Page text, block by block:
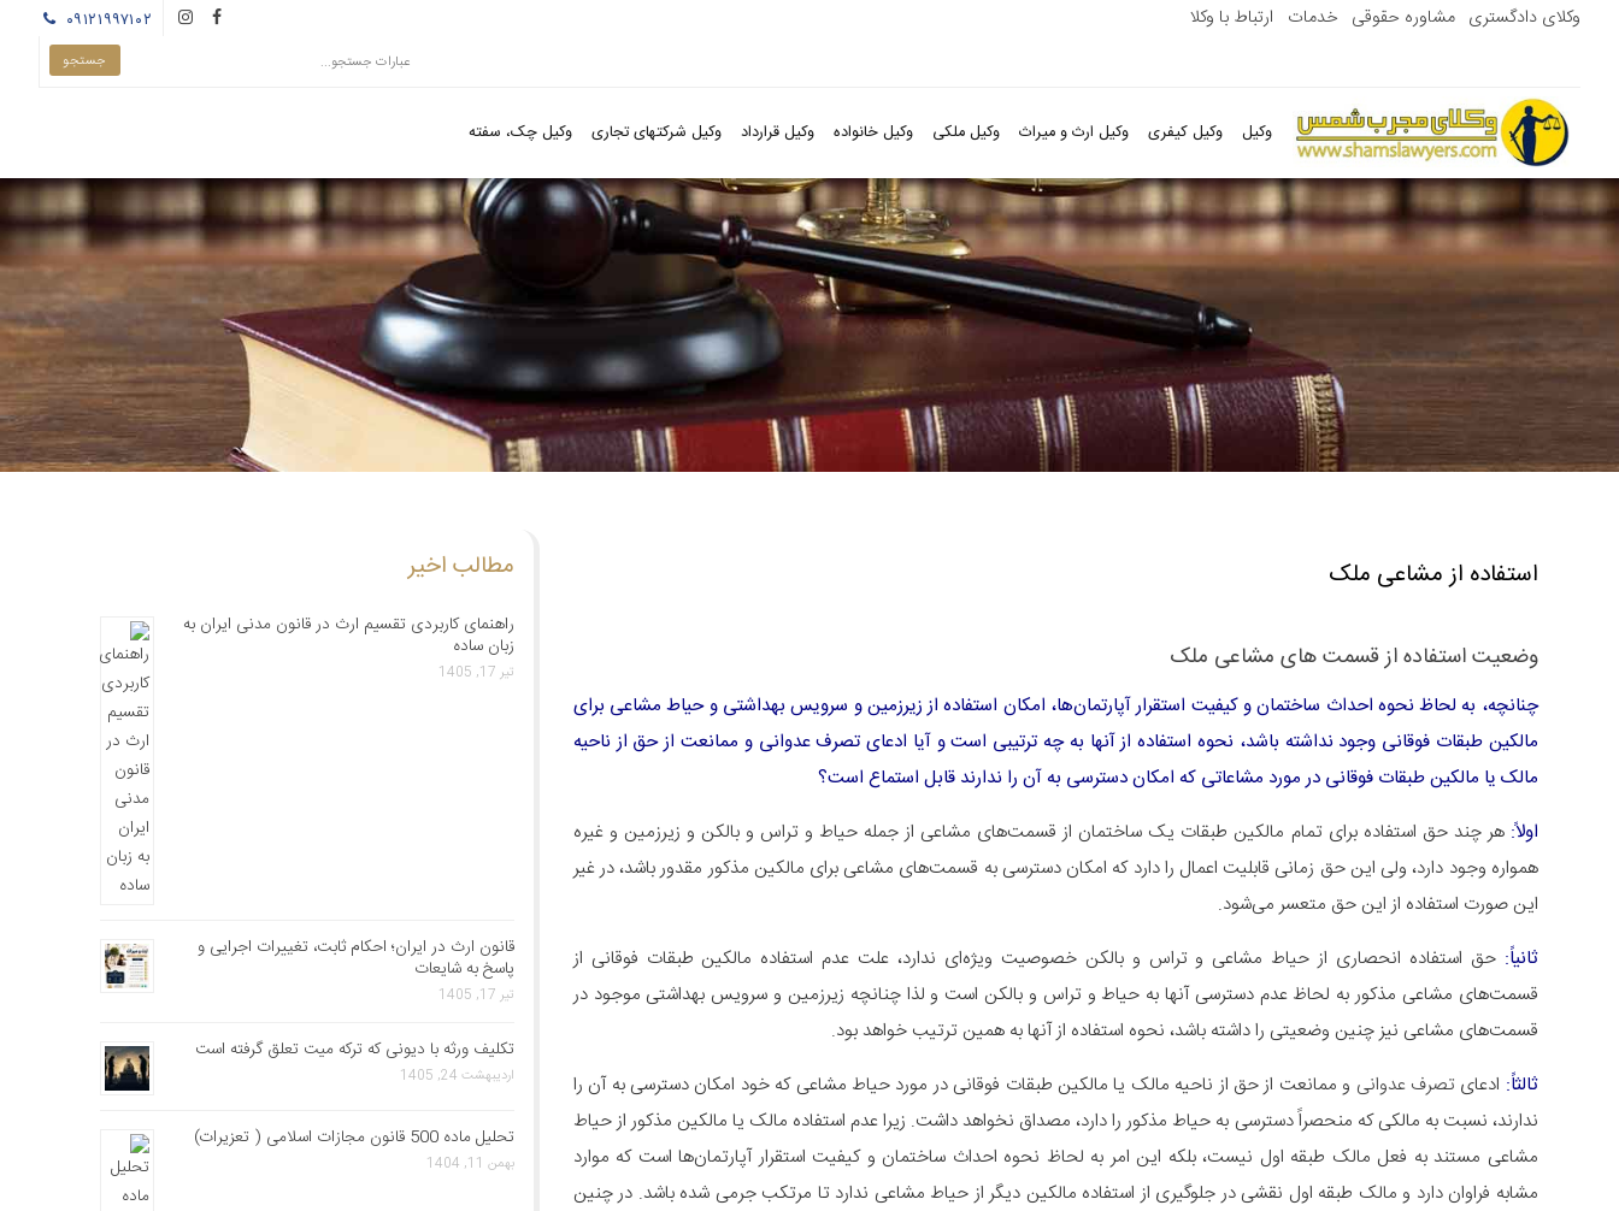
۰۹۱۲۱۹۹۷۱۰۲ وکلای دادگستری مشاوره حقوقی خدمات ارتباط با وکلا
وکیل وکیل کیفری وکیل ارث و میراث وکیل ملکی وکیل خانواده وکیل قرارداد وکیل شرکتهای تجاری وکیل چک، سفته
استفاده از مشاعی ملک
وضعیت استفاده از قسمت های مشاعی ملک
چنانچه، به لحاظ نحوه احداث ساختمان و کیفیت استقرار آپارتمان‌ها، امکان استفاده از زیرزمین و سرویس بهداشتی و حیاط مشاعی برای
مالکین طبقات فوقانی وجود نداشته باشد، نحوه استفاده از آنها به چه ترتیبی است و آیا ادعای تصرف عدوانی و ممانعت از حق از ناحیه
مالک یا مالکین طبقات فوقانی در مورد مشاعاتی که امکان دسترسی به آن را ندارند قابل استماع است؟
اولاً: هر چند حق استفاده برای تمام مالکین طبقات یک ساختمان از قسمت‌های مشاعی از جمله حیاط و تراس و بالکن و زیرزمین و غیره
همواره وجود دارد، ولی این حق زمانی قابلیت اعمال را دارد که امکان دسترسی به قسمت‌های مشاعی برای مالکین مذکور مقدور باشد، در غیر
این صورت استفاده از این حق متعسر می‌شود.
ثانیاً: حق استفاده انحصاری از حیاط مشاعی و تراس و بالکن خصوصیت ویژه‌ای ندارد، علت عدم استفاده مالکین طبقات فوقانی از
قسمت‌های مشاعی مذکور به لحاظ عدم دسترسی آنها به حیاط و تراس و بالکن است و لذا چنانچه زیرزمین و سرویس بهداشتی موجود در
قسمت‌های مشاعی نیز چنین وضعیتی را داشته باشد، نحوه استفاده از آنها به همین ترتیب خواهد بود.
ثالثاً: ادعای تصرف عدوانی و ممانعت از حق از ناحیه مالک یا مالکین طبقات فوقانی در مورد حیاط مشاعی که خود امکان دسترسی به آن را
ندارند، نسبت به مالکی که منحصراً دسترسی به حیاط مذکور را دارد، مصداق نخواهد داشت. زیرا عدم استفاده مالک یا مالکین مذکور از حیاط
مشاعی مستند به فعل مالک طبقه اول نیست، بلکه این امر به لحاظ نحوه احداث ساختمان و کیفیت استقرار آپارتمان‌ها است که موارد
مشابه فراوان دارد و مالک طبقه اول نقشی در جلوگیری از استفاده مالکین دیگر از حیاط مشاعی ندارد تا مرتکب جرمی شده باشد. در چنین
مطالب اخیر
راهنمای کاربردی تقسیم ارث در قانون مدنی ایران به
زبان ساده
تیر 17, 1405
قانون ارث در ایران؛ احکام ثابت، تغییرات اجرایی و
پاسخ به شایعات
تیر 17, 1405
تکلیف ورثه با دیونی که ترکه میت تعلق گرفته است
اردیبهشت 24, 1405
تحلیل ماده 500 قانون مجازات اسلامی ( تعزیرات)
بهمن 11, 1404